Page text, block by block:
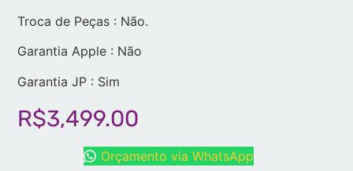
Troca de Peças : Não.
Garantia Apple : Não
Garantia JP : Sim
R$3,499.00
Orçamento via WhatsApp